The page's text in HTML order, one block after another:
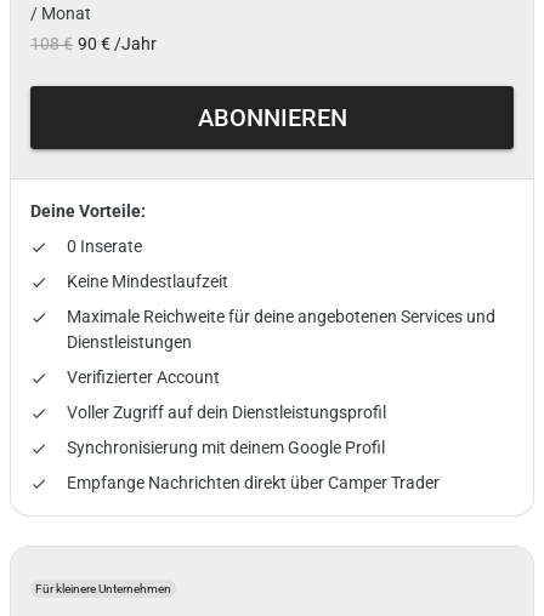
/ Monat
108 € 90 € /Jahr
ABONNIEREN
Deine Vorteile:
done 0 Inserate
done Keine Mindestlaufzeit
done
Maximale Reichweite für deine angebotenen Services und
Dienstleistungen
done Verifizierter Account
done Voller Zugriff auf dein Dienstleistungsprofil
done Synchronisierung mit deinem Google Profil
done Empfange Nachrichten direkt über Camper Trader
Für kleinere Unternehmen